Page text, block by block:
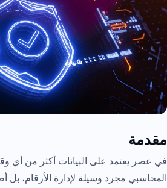
مقدمة
في عصر يعتمد على البيانات أكثر من أي
المحاسبي مجرد وسيلة لإدارة الأرقام،